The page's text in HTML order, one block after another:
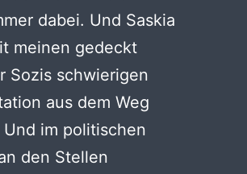
dabei. Und Saskia
meinen gedeckt
Sozis schwierigen
aus dem Weg
im politischen
den Stellen